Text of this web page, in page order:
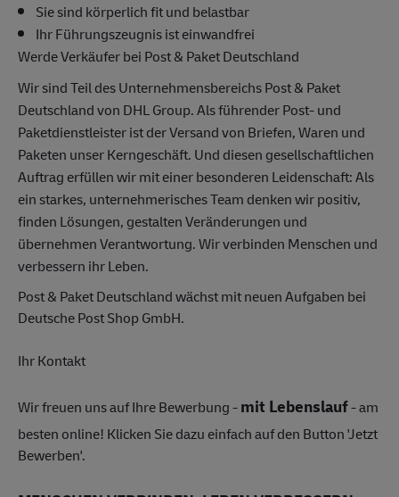
Sie sind körperlich fit und belastbar
Ihr Führungszeugnis ist einwandfrei
Werde Verkäufer bei Post & Paket Deutschland
Wir sind Teil des Unternehmensbereichs Post & Paket
Deutschland von DHL Group. Als führender Post- und
Paketdienstleister ist der Versand von Briefen, Waren und
Paketen unser Kerngeschäft. Und diesen gesellschaftlichen
Auftrag erfüllen wir mit einer besonderen Leidenschaft: Als
ein starkes, unternehmerisches Team denken wir positiv,
finden Lösungen, gestalten Veränderungen und
übernehmen Verantwortung. Wir verbinden Menschen und
verbessern ihr Leben.
Post & Paket Deutschland wächst mit neuen Aufgaben bei
Deutsche Post Shop GmbH.
Ihr Kontakt
Wir freuen uns auf Ihre Bewerbung -mit Lebenslauf- am
besten online! Klicken Sie dazu einfach auf den Button 'Jetzt
Bewerben'.